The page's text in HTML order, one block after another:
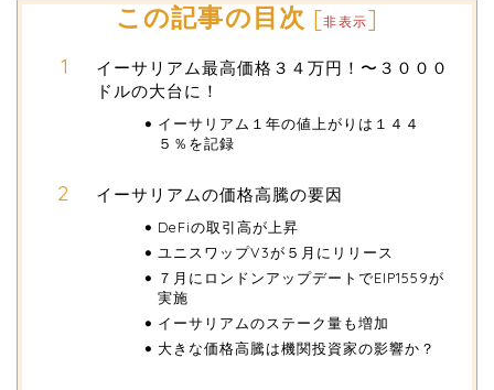
この記事の目次 [非表示]
イーサリアム最高価格３４万円！〜３０００
ドルの大台に！
イーサリアム１年の値上がりは１４４
５％を記録
イーサリアムの価格高騰の要因
DeFiの取引高が上昇
ユニスワップV3が５月にリリース
７月にロンドンアップデートでEIP1559が
実施
イーサリアムのステーク量も増加
大きな価格高騰は機関投資家の影響か？